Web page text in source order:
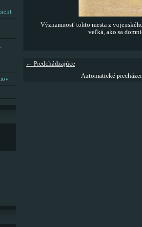
Významnosť tohto mesta z
veľká, ako sa
← Predchádzajúce
Automatické